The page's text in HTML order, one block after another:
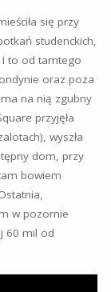
się przy
studenckich,
I to od tamtego
oraz poza
na nią zgubny
przyjęła
wyszła
dom, przy
bowiem
w pozornie
60 mil od